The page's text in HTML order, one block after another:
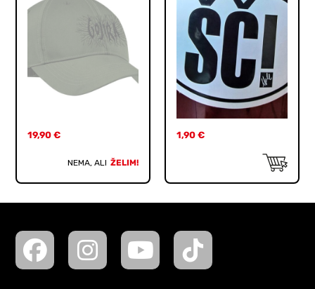
19,90€
NEMA, ALI ŽELIM!
1,90 €